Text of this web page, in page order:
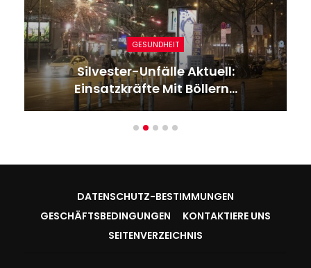
GESUNDHEIT
Silvester-Unfälle Aktuell:
Einsatzkräfte Mit Böllern…
DATENSCHUTZ-BESTIMMUNGEN
GESCHÄFTSBEDINGUNGEN
KONTAKTIERE UNS
SEITENVERZEICHNIS